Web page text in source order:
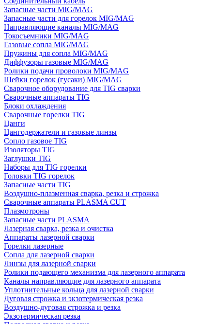
Запасные части MIG/MAG
Запасные части для горелок MIG/MAG
Направляющие каналы MIG/MAG
Токосъемники MIG/MAG
Газовые сопла MIG/MAG
Пружины для сопла MIG/MAG
Диффузоры газовые MIG/MAG
Ролики подачи проволоки MIG/MAG
Шейки горелок (гусаки) MIG/MAG
Сварочное оборудование для TIG сварки
Сварочные аппараты TIG
Блоки охлаждения
Сварочные горелки TIG
Цанги
Цангодержатели и газовые линзы
Сопло газовое TIG
Изоляторы TIG
Заглушки TIG
Наборы для TIG горелки
Головки TIG горелок
Запасные части TIG
Воздушно-плазменная сварка, резка и строжка
Сварочные аппараты PLASMA CUT
Плазмотроны
Запасные части PLASMA
Лазерная сварка, резка и очистка
Аппараты лазерной сварки
Горелки лазерные
Сопла для лазерной сварки
Линзы для лазерной сварки
Ролики подающего механизма для лазерного аппарата
Каналы направляющие для лазерного аппарата
Уплотнительные кольца для лазерной сварки
Дуговая строжка и экзотермическая резка
Воздушно-дуговая строжка и резка
Экзотермическая резка